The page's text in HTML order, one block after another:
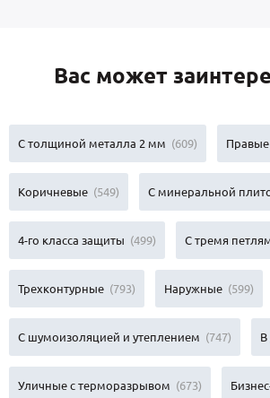
Вас может
С толщиной металла 2 мм (609) Правые
Коричневые (549) С минеральной
4-го класса защиты (499) С тремя
Трехконтурные (793) Наружные (599)
С шумоизоляцией и утеплением (747) В
Уличные с терморазрывом (673)